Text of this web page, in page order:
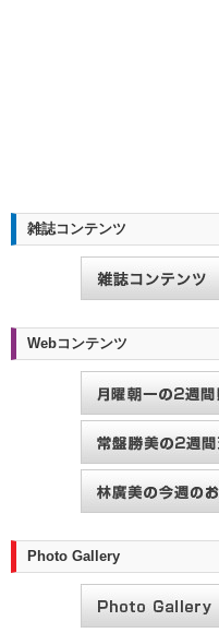
雑誌コンテンツ
Webコンテンツ
Photo Gallery